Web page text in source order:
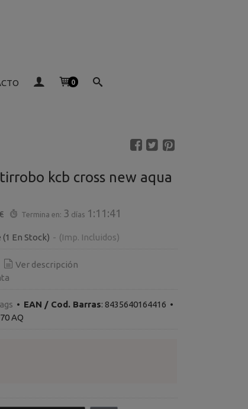
0
kcb cross new aqua
Termina en: 3 días 1:11:40
(1 En Stock) - (Imp. Incluidos)
Ver descripción
• EAN / Cod. Barras: 8435640164416 •
AQ